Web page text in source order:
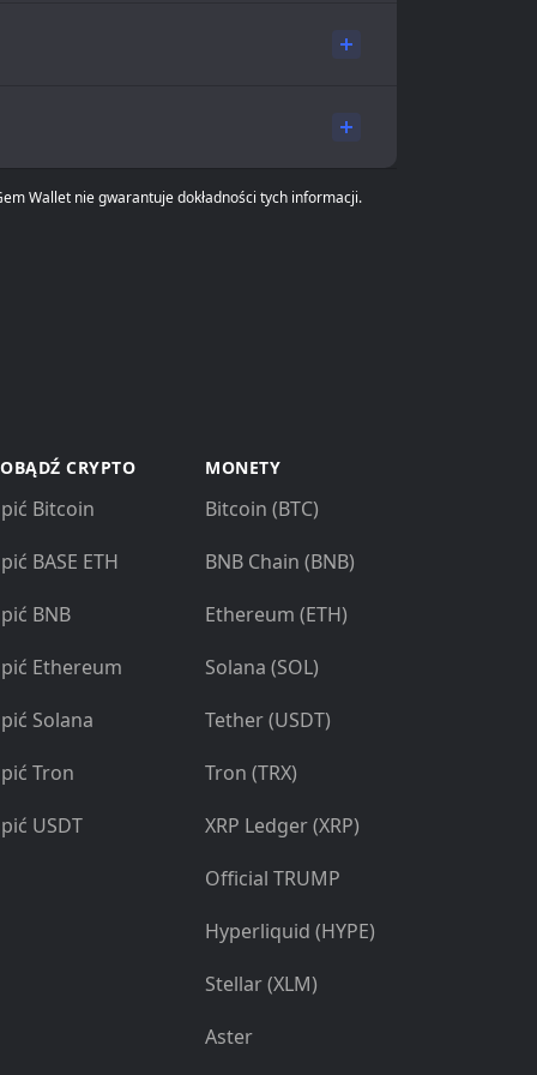
Wallet nie gwarantuje dokładności tych informacji.
CRYPTO
Bitcoin
BASE ETH
BNB
Ethereum
Solana
Tron
USDT
MONETY
Bitcoin (BTC)
BNB Chain (BNB)
Ethereum (ETH)
Solana (SOL)
Tether (USDT)
Tron (TRX)
XRP Ledger (XRP)
Official TRUMP
Hyperliquid (HYPE)
Stellar (XLM)
Aster